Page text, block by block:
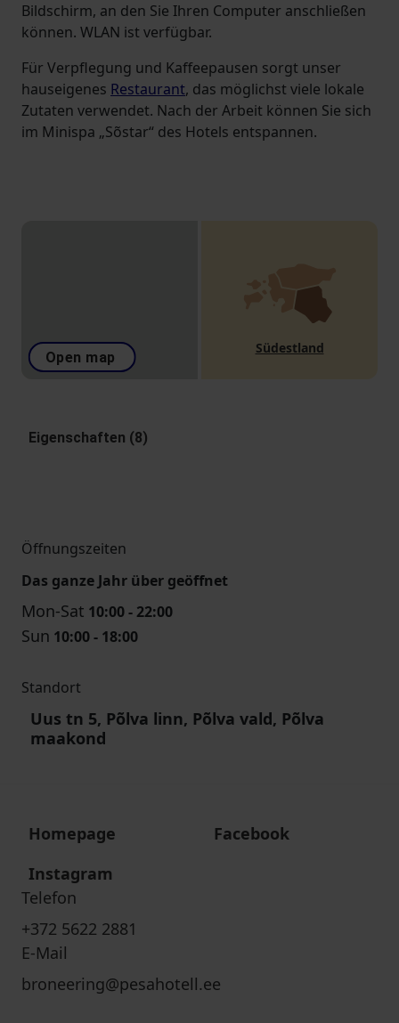
Bildschirm, an den Sie Ihren Computer anschließen
können. WLAN ist verfügbar.
Für Verpflegung und Kaffeepausen sorgt unser
hauseigenes Restaurant, das möglichst viele lokale
Zutaten verwendet. Nach der Arbeit können Sie sich
im Minispa „Sõstar“ des Hotels entspannen.
Open map
Südestland
Eigenschaften (8)
Öffnungszeiten
Das ganze Jahr über geöffnet
Mon-Sat 10:00 - 22:00
Sun 10:00 - 18:00
Standort
Uus tn 5, Põlva linn, Põlva vald, Põlva
maakond
Homepage
Facebook
Instagram
Telefon
+372 5622 2881
E-Mail
broneering@pesahotell.ee